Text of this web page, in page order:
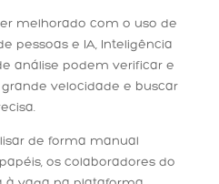
melhorado com o uso de
pessoas e IA, Inteligência
análise podem verificar e
velocidade e buscar
de forma manual
os colaboradores do